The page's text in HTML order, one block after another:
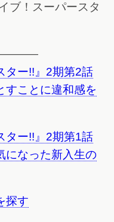
ブ！スーパースタ
ター!!』2期第2話
すことに違和感を
ター!!』2期第1話
になった新入生の
探す